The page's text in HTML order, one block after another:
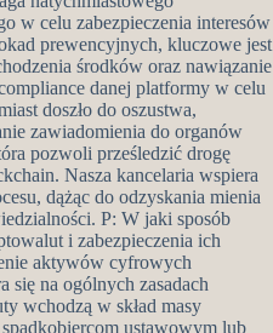
w celu zabezpieczenia interesów
prewencyjnych, kluczowe jest
środków oraz nawiązanie
danej platformy w celu
doszło do oszustwa,
zawiadomienia do organów
pozwoli prześledzić drogę
Nasza kancelaria wspiera
dążąc do odzyskania mienia
P: W jaki sposób
i zabezpieczenia ich
aktywów cyfrowych
się na ogólnych zasadach
wchodzą w skład masy
ustawowym lub